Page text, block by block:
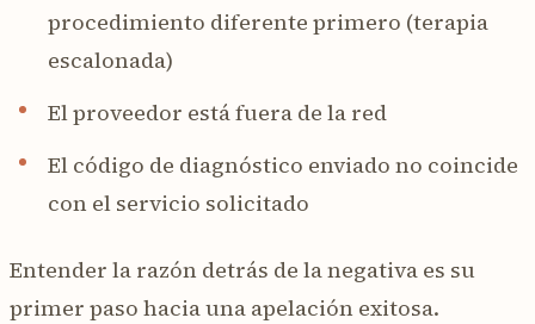
procedimiento diferente primero (terapia
escalonada)
El proveedor está fuera de la red
El código de diagnóstico enviado no coincide
con el servicio solicitado
Entender la razón detrás de la negativa es su
primer paso hacia una apelación exitosa.